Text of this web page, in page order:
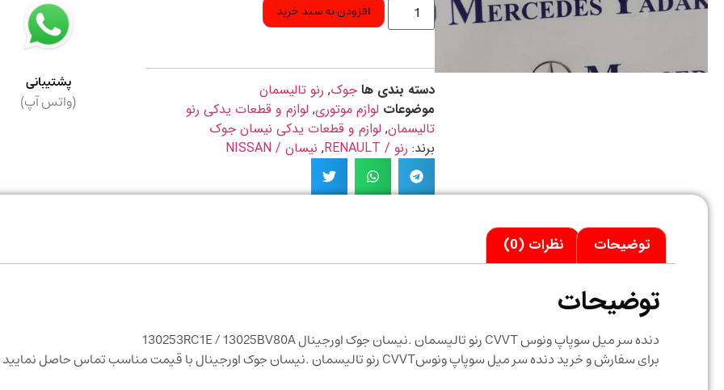
افزودن به سبد خرید
دسته بندی ها جوک, رنو تالیسمان
موضوعات لوازم موتوری, لوازم و قطعات یدکی رنو
تالیسمان, لوازم و قطعات یدکی نیسان جوک
برند: رنو / RENAULT , نیسان / NISSAN
پشتیبانی
(واتس آپ)
توضیحات نظرات (0)
توضیحات
دنده سر میل سوپاپ ونوس CVVT رنو تالیسمان .نیسان جوک اورجینال 130253RC1E / 13025BV80A
برای سفارش و خرید دنده سر میل سوپاپ ونوسCVVT رنو تالیسمان .نیسان جوک اورجینال با قیمت مناسب تماس حاصل نمایید